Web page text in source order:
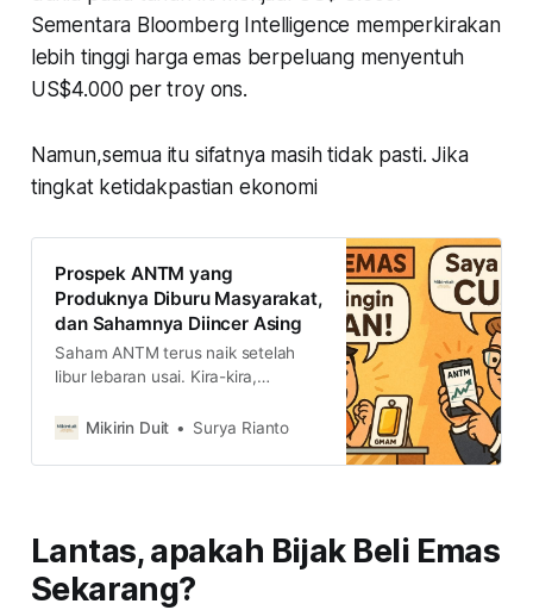
Sementara Bloomberg Intelligence memperkirakan
lebih tinggi harga emas berpeluang menyentuh
US$4.000 per troy ons.
Namun,semua itu sifatnya masih tidak pasti. Jika
tingkat ketidakpastian ekonomi
Prospek ANTM yang
Produknya Diburu Masyarakat,
dan Sahamnya Diincer Asing
Saham ANTM terus naik setelah
libur lebaran usai. Kira-kira,
produk dan sahamnya sama-sama
Mikirin Duit Surya Rianto
Lantas, apakah Bijak Beli Emas
Sekarang?